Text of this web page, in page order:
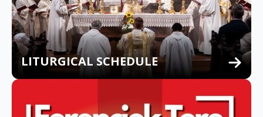
LITURGICAL SCHEDULE